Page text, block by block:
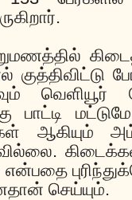
வெளியூர்
பாட்டி
ஆகியும்
என்பதை
செய்யும்.